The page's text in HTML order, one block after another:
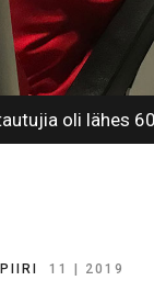
oli lähes
11 | 2019